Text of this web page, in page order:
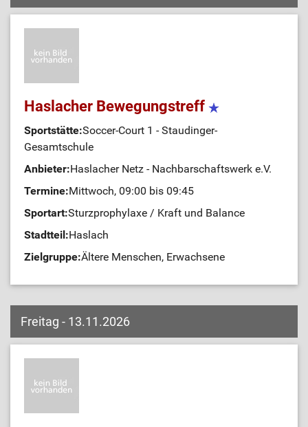
Haslacher Bewegungstreff
Sportstätte:Soccer-Court 1 - Staudinger-
Gesamtschule
Anbieter:Haslacher Netz - Nachbarschaftswerk e.V.
Termine:Mittwoch, 09:00 bis 09:45
Sportart:Sturzprophylaxe / Kraft und Balance
Stadtteil:Haslach
Zielgruppe:Ältere Menschen, Erwachsene
Freitag - 13.11.2026